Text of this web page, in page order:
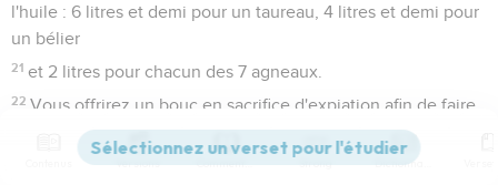
l'huile : 6 litres et demi pour un taureau, 4 litres et demi pour
un bélier
21 et 2 litres pour chacun des 7 agneaux.
22 Vous offrirez un bouc en sacrifice d'expiation afin de faire
l'expiation pour vous.
Vous offrirez ces sacrifices en plus de l'holocauste du
Versions Commentaires Strong